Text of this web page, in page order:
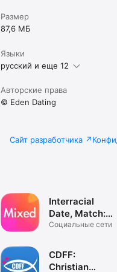
Размер
87,6 МБ
Языки
русский и еще 12
Авторские права
© Eden Dating
Сайт разработчика
Interracial
Date, Match:
Mixed
Социальные сети
CDFF:
Christian